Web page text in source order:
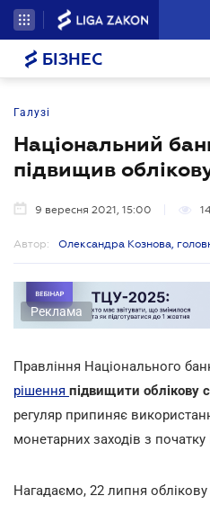
БІЗНЕС
Галузі
Національний
підвищив
9 вересня 2021, 15:00
Автор: Олександра Кознова,
Реклама
Правління Національного
рішення підвищити облікову
регуляр припиняє
монетарних заходів з початку
Нагадаємо, 22 липня облікову